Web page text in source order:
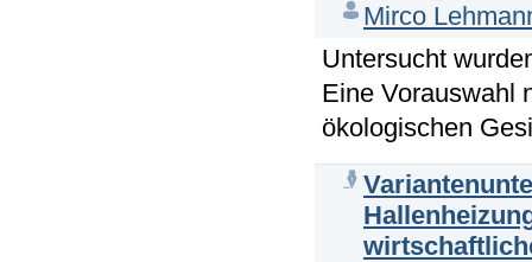
Mirco
Untersucht
Eine Vorauswahl
ökologischen